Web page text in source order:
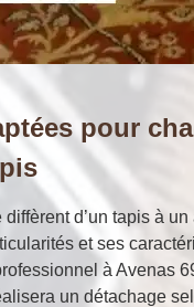
pour
d’un tapis à un
et ses
à Avenas
un détachage